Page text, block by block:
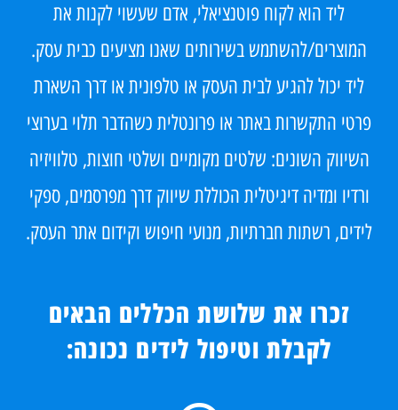
ליד הוא לקוח פוטנציאלי, אדם שעשוי לקנות את
המוצרים/להשתמש בשירותים שאנו מציעים כבית עסק.
ליד יכול להגיע לבית העסק או טלפונית או דרך השארת
פרטי התקשרות באתר או פרונטלית כשהדבר תלוי בערוצי
השיווק השונים: שלטים מקומיים ושלטי חוצות, טלוויזיה
ורדיו ומדיה דיגיטלית הכוללת שיווק דרך מפרסמים, ספקי
לידים, רשתות חברתיות, מנועי חיפוש וקידום אתר העסק.
זכרו את שלושת הכללים הבאים
לקבלת וטיפול לידים נכונה: